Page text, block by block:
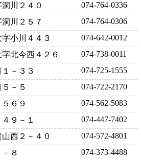
川２４０
074-764-0336
川２５７
074-764-0306
小川４４３
074-642-0012
北今西４２６
074-738-0011
－３３
074-725-1555
－５
074-722-2170
６９
074-562-5083
９－１
074-447-7402
西２－４０
074-572-4801
８
074-373-4488